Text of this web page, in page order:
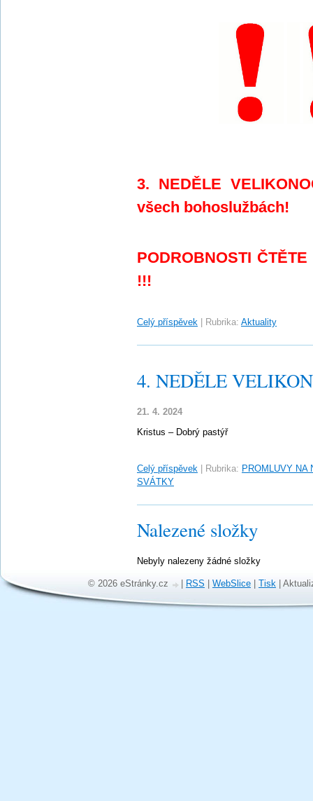
3. NEDĚLE
všech bohoslužbách!
PODROBNOSTI
!!!
Celý příspěvek Rubrika: Aktuality
4. NEDĚLE
21. 4. 2024
Kristus – Dobrý pastýř
Celý příspěvek Rubrika: PROMLUVY NA
SVÁTKY
Nalezené složky
Nebyly nalezeny žádné složky
© 2026 eStránky.cz RSS WebSlice Tisk